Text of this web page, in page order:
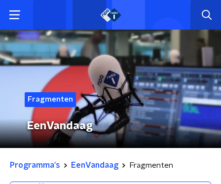
Fragmenten
EenVandaag
Programma's EenVandaag Fragmenten